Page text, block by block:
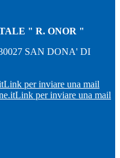
" R. ONOR "
SAN DONA' DI
Link per inviare una mail
Link per inviare una mail